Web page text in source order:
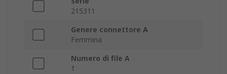
215311
Genere connettore A
Femmina
Numero di file A
1